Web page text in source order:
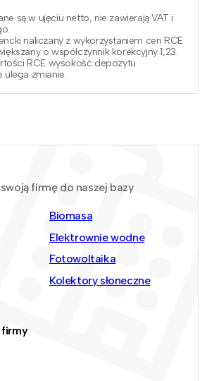
są w ujęciu netto, nie zawierają VAT i
naliczany z wykorzystaniem cen RCE
o współczynnik korekcyjny 1,23.
RCE wysokość depozytu
ulega zmianie.
firmę do naszej bazy
Biomasa
Elektrownie wodne
Fotowoltaika
Kolektory słoneczne